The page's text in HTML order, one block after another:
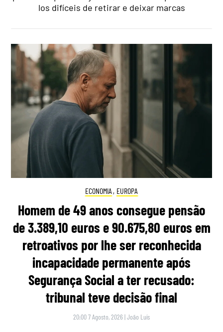
los difíceis de retirar e deixar marcas
ECONOMIA , EUROPA
Homem de 49 anos consegue pensão
de 3.389,10 euros e 90.675,80 euros em
retroativos por lhe ser reconhecida
incapacidade permanente após
Segurança Social a ter recusado:
tribunal teve decisão final
20:00 7 Agosto, 2026 |João Luís